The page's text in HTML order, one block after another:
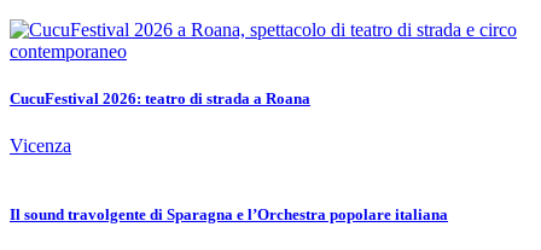
CucuFestival 2026: teatro di strada a Roana
Vicenza
Il sound travolgente di Sparagna e l’Orchestra popolare italiana